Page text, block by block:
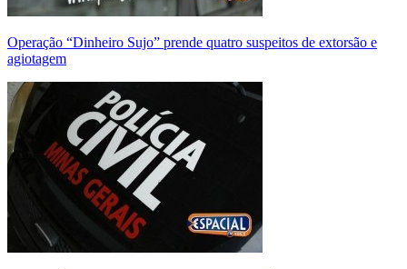
Operação “Dinheiro Sujo” prende quatro suspeitos de extorsão e
agiotagem